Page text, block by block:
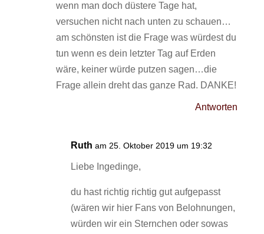
wenn man doch düstere Tage hat,
versuchen nicht nach unten zu schauen…
am schönsten ist die Frage was würdest du
tun wenn es dein letzter Tag auf Erden
wäre, keiner würde putzen sagen…die
Frage allein dreht das ganze Rad. DANKE!
Antworten
Ruth am 25. Oktober 2019 um 19:32
Liebe Ingedinge,
du hast richtig richtig gut aufgepasst
(wären wir hier Fans von Belohnungen,
würden wir ein Sternchen oder sowas